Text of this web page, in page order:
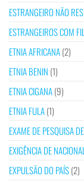
ESTRANGEIRO NÃO
ESTRANGEIROS COM
ETNIA AFRICANA(2)
ETNIA BENIN (1)
ETNIA CIGANA(9)
ETNIA FULA(1)
EXAME DE PESQUISA
EXIGÊNCIA DE
EXPULSÃO DO PAÍS(2)